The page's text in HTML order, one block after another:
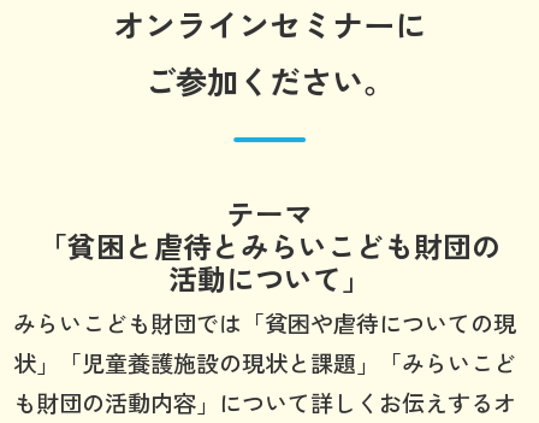
オンラインセミナーに
ご参加ください。
テーマ
「貧困と虐待とみらいこども財団の
活動について」
みらいこども財団では「貧困や虐待についての現
状」「児童養護施設の現状と課題」「みらいこど
も財団の活動内容」について詳しくお伝えするオ